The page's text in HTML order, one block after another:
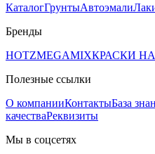
КаталогГрунтыАвтоэмали
Бренды
HOTZMEGAMIXКРАСКИ
Полезные ссылки
О компанииКонтактыБаза
качестваРеквизиты
Мы в соцсетях